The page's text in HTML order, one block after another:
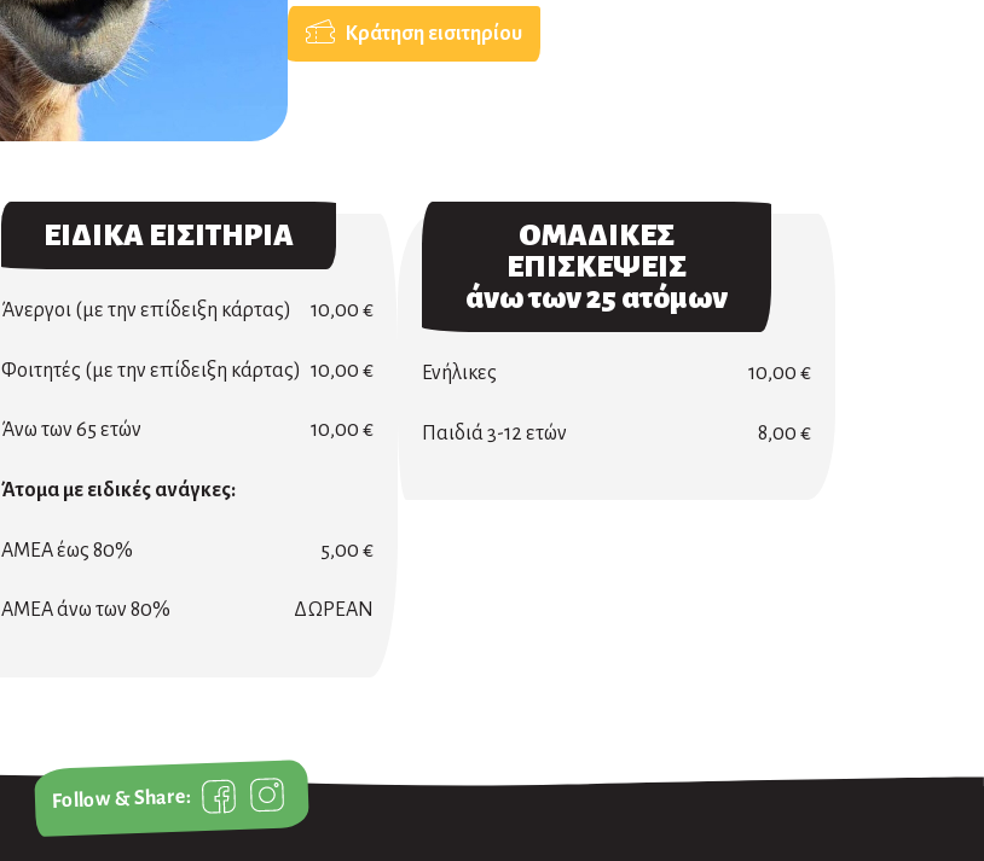
Κράτηση εισιτηρίου
ΕΙΔΙΚΑ ΕΙΣΙΤΗΡΙΑ
Άνεργοι (με την επίδειξη κάρτας) 10,00 €
Φοιτητές (με την επίδειξη κάρτας) 10,00 €
Άνω των 65 ετών 10,00 €
Άτομα με ειδικές ανάγκες:
ΑΜΕΑ έως 80% 5,00 €
ΑΜΕΑ άνω των 80% ΔΩΡΕΑΝ
ΟΜΑΔΙΚΕΣ
ΕΠΙΣΚΕΨΕΙΣ
άνω των 25 ατόμων
Ενήλικες 10,00 €
Παιδιά 3-12 ετών 8,00 €
Follow & Share: